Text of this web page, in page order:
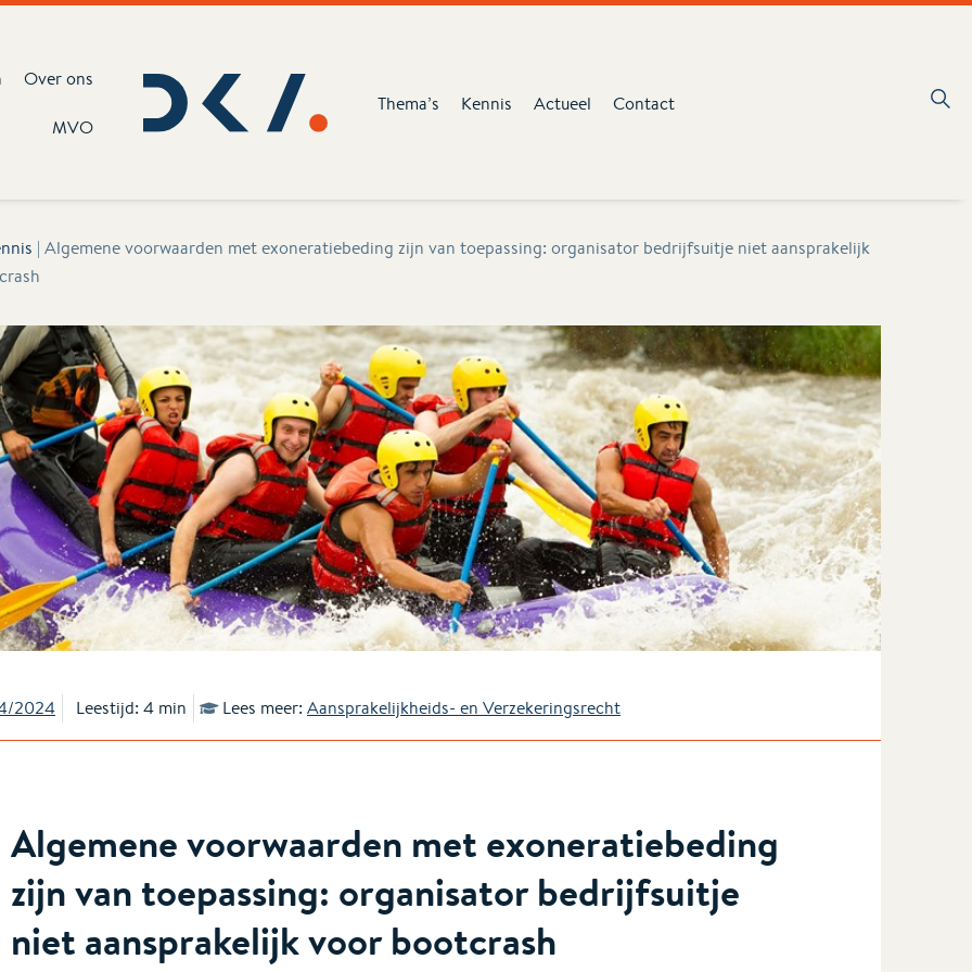
Over ons
MVO
Thema’s Kennis Actueel Contact
| Algemene voorwaarden met exoneratiebeding zijn van toepassing: organisator bedrijfsuitje niet aansprakelijk
2024 Leestijd: 4 min Lees meer: Aansprakelijkheids- en Verzekeringsrecht
Algemene voorwaarden met exoneratiebeding
zijn van toepassing: organisator bedrijfsuitje
niet aansprakelijk voor bootcrash